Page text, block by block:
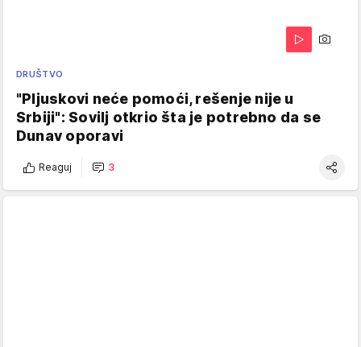
DRUŠTVO
"Pljuskovi neće pomoći, rešenje nije u
Srbiji": Sovilj otkrio šta je potrebno da se
Dunav oporavi
Reaguj 3